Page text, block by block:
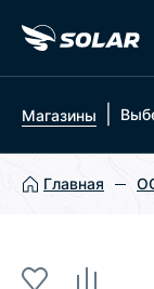
Магазины
Главная